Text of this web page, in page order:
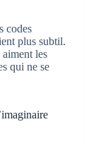
codes
plus subtil.
les
qui ne se